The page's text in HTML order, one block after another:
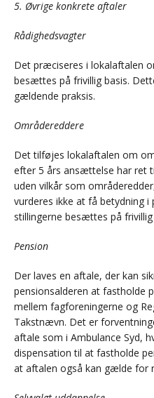
5. Øvrige konkrete aftaler
Rådighedsvagter
Det præciseres i lokalaftalen
besættes på frivillig basis.
gældende praksis.
Områdereddere
Det tilføjes lokalaftalen om
efter 5 års ansættelse har ret
uden vilkår som
vurderes ikke at få betydning
stillingerne besættes på frivillig
Pension
Der laves en aftale, der kan
pensionsalderen at fastholde
mellem fagforeningerne og
Takstnævn. Det er
aftale som i Ambulance Syd,
dispensation til at fastholde
at aftalen også kan gælde for